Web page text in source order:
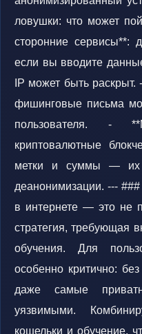
ловушки: что может
сторонние сервисы**:
если вы вводите
IP может быть
фишинговые письма
пользователя. -
криптовалютные
метки и суммы — их
деанонимизации. ---
в интернете — это не
стратегия, требующая
обучения. Для
особенно критично:
даже самые
уязвимыми.
кошельки и обучение,